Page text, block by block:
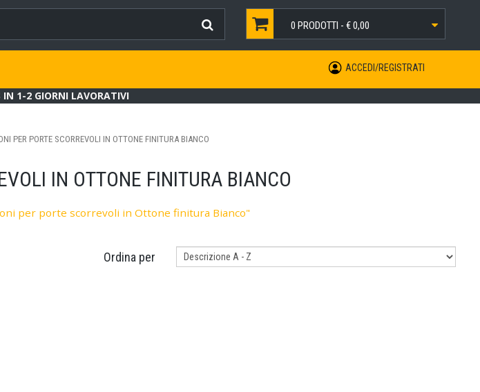
0 PRODOTTI -€ 0,00
ACCEDI/REGISTRATI
IN 1-2 GIORNI LAVORATIVI
PER PORTE SCORREVOLI IN OTTONE FINITURA BIANCO
IN OTTONE FINITURA BIANCO
per porte scorrevoli in Ottone finitura Bianco"
Ordina per